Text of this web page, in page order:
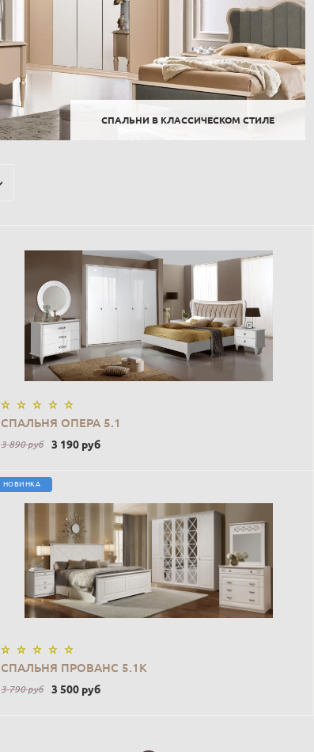
СПАЛЬНИ В КЛАССИЧЕСКОМ СТИЛЕ
СПАЛЬНЯ ОПЕРА 5.1
3 890руб 3 190руб
НОВИНКА
СПАЛЬНЯ ПРОВАНС 5.1К
3 790руб 3 500руб